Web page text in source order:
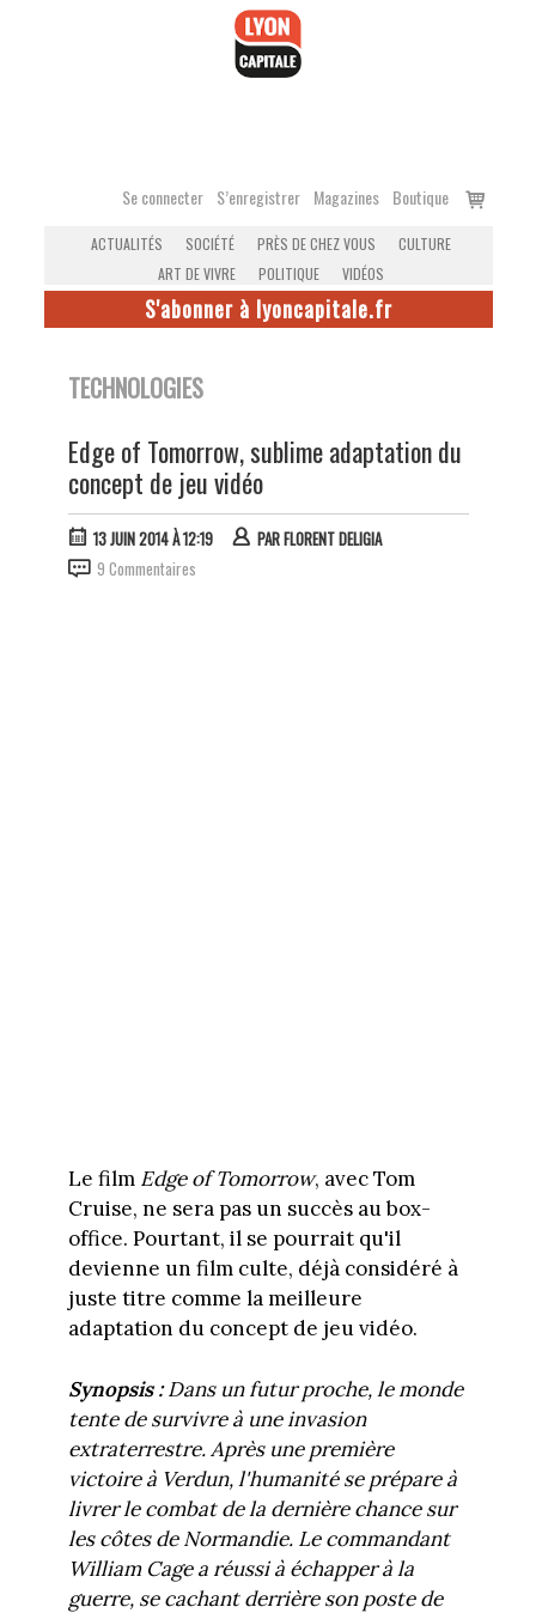
Se connecter S’enregistrer Magazines Boutique
Voir
ACTUALITÉS SOCIÉTÉ PRÈS DE CHEZ VOUS
CULTURE
ART DE VIVRE
POLITIQUE VIDÉOS
S'abonner à lyoncapitale.fr
TECHNOLOGIES
Edge of Tomorrow, sublime adaptation du
concept de jeu vidéo
13 JUIN 2014 À 12:19 PARFLORENT DELIGIA
9 Commentaires
Le film Edge of Tomorrow, avec Tom
Cruise, ne sera pas un succès au box-
office. Pourtant, il se pourrait qu'il
devienne un film culte, déjà considéré à
juste titre comme la meilleure
adaptation du concept de jeu vidéo.
Synopsis :Dans un futur proche, le monde
tente de survivre à une invasion
extraterrestre. Après une première
victoire à Verdun, l'humanité se prépare à
livrer le combat de la dernière chance sur
les côtes de Normandie. Le commandant
William Cage a réussi à échapper à la
guerre, se cachant derrière son poste de